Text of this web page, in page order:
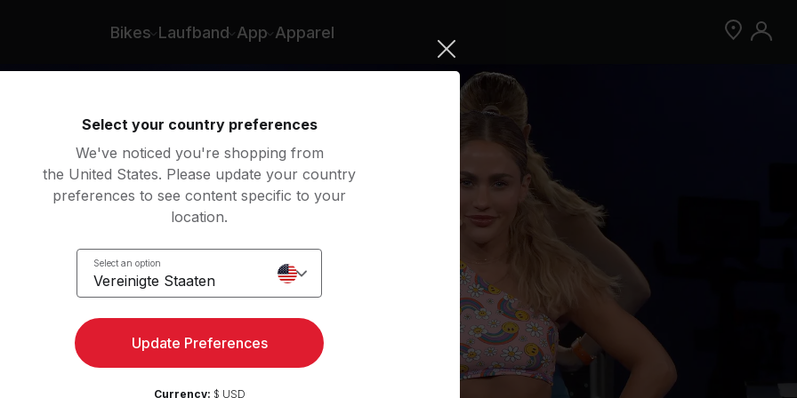
Bikes Laufband App Apparel
Jetzt Peloton App kostenlos testen
Nur für Neukund:innen der App. Weitere
Bedingungen gelten.¹
Select your country preferences
We've noticed you're shopping from
the United States. Please update your country
preferences to see content specific to your
location.
Select an option
Vereinigte Staaten
Update Preferences
Currency: $ USD